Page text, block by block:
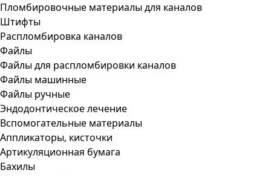
Пломбировочные материалы для каналов
Штифты
Распломбировка каналов
Файлы
Файлы для распломбировки каналов
Файлы машинные
Файлы ручные
Эндодонтическое лечение
Вспомогательные материалы
Аппликаторы, кисточки
Артикуляционная бумага
Бахилы